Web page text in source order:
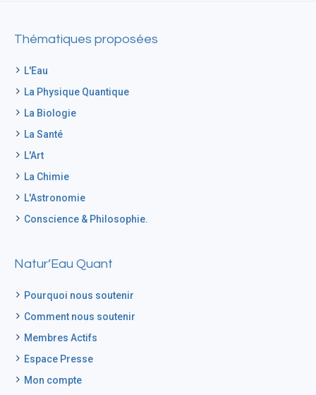
Thématiques proposées
L'Eau
La Physique Quantique
La Biologie
La Santé
L'Art
La Chimie
L'Astronomie
Conscience & Philosophie.
Natur’Eau Quant
Pourquoi nous soutenir
Comment nous soutenir
Membres Actifs
Espace Presse
Mon compte